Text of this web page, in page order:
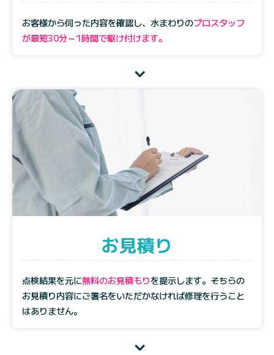
お客様から伺った内容を確認し、水まわりのプロスタッフ
が最短30分～1時間で駆け付けます。
お見積り
点検結果を元に無料のお見積もりを提示します。そちらの
お見積り内容にご署名をいただかなければ修理を行うこと
はありません。